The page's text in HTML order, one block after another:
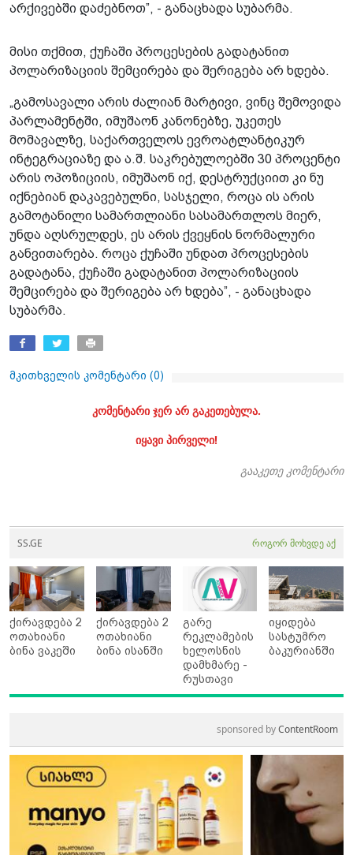
არქივებში დაძებნოთ”, - განაცხადა სუბარმა.
მისი თქმით, ქუჩაში პროცესების გადატანით
პოლარიზაციის შემცირება და შერიგება არ ხდება.
„გამოსავალი არის ძალიან მარტივი, ვინც შემოვიდა
პარლამენტში, იმუშაონ კანონებზე, უკეთეს
მომავალზე, საქართველოს ევროატლანტიკურ
ინტეგრაციაზე და ა.შ. საკრებულოებში 30 პროცენტი
არის ოპოზიციის, იმუშაონ იქ, დესტრუქციით კი ნუ
იქნებიან დაკავებულნი, სასჯელი, როცა ის არის
გამოტანილი სამართლიანი სასამართლოს მიერ,
უნდა აღსრულდეს, ეს არის ქვეყნის ნორმალური
განვითარება. როცა ქუჩაში უნდათ პროცესების
გადატანა, ქუჩაში გადატანით პოლარიზაციის
შემცირება და შერიგება არ ხდება”, - განაცხადა
სუბარმა.
მკითხველის კომენტარი (0)
კომენტარი ჯერ არ გაკეთებულა.
იყავი პირველი!
გააკეთე კომენტარი
SS.GE როგორ მოხვდე აქ
ქირავდება 2
ოთახიანი
ბინა ვაკეში
ქირავდება 2
ოთახიანი
ბინა ისანში
გარე
რეკლამების
ხელოსნის
დამხმარე -
რუსთავი
იყიდება
სასტუმრო
ბაკურიანში
sponsored byContentRoom